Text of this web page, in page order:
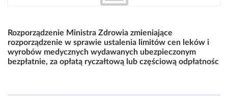
Rozporządzenie Ministra Zdrowia zmieniające
rozporządzenie w sprawie ustalenia limitów cen leków i
wyrobów medycznych wydawanych ubezpieczonym
bezpłatnie, za opłatą ryczałtową lub częściową odpłatnośc